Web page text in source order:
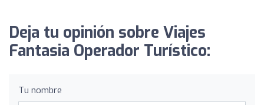
Deja tu opinión sobre Viajes
Fantasia Operador Turístico:
Tu nombre